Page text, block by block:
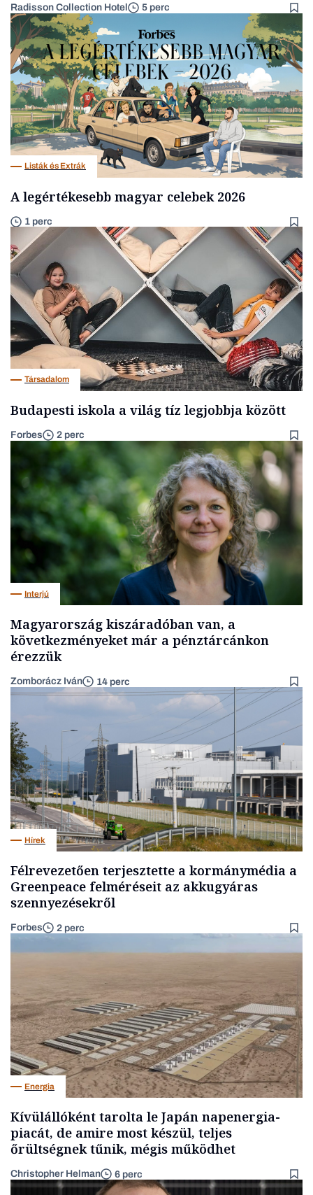
Radisson Collection Hotel 5 perc
Listák és Extrák
A legértékesebb magyar celebek 2026
1 perc
Társadalom
Budapesti iskola a világ tíz legjobbja között
Forbes 2 perc
Interjú
Magyarország kiszáradóban van, a
következményeket már a pénztárcánkon
érezzük
Zomborácz Iván 14 perc
Hírek
Félrevezetően terjesztette a kormánymédia a
Greenpeace felméréseit az akkugyáras
szennyezésekről
Forbes 2 perc
Energia
Kívülállóként tarolta le Japán napenergia-
piacát, de amire most készül, teljes
őrültségnek tűnik, mégis működhet
Christopher Helman 6 perc